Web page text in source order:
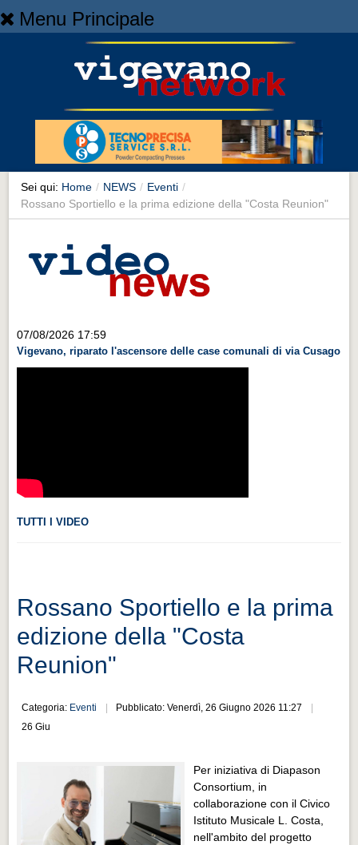
Menu Principale
NEWS
Cronaca
Artes et Artificia
Sport
Territorio
CHI SIAMO
Guida turistica rapida
Musica e teatro
Musica e teatro
Distretto industriale
Muoversi a Vigevano
Cultura e turismo 4.0
Cultura e turismo 4.0
Sei qui: Home / NEWS / Eventi /
Rossano Sportiello e la prima edizione della "Costa Reunion"
07/08/2026 17:59
Vigevano, riparato l'ascensore delle case comunali di via Cusago
TUTTI I VIDEO
Rossano Sportiello e la prima
edizione della "Costa
Reunion"
Categoria: Eventi
Pubblicato: Venerdì, 26 Giugno 2026 11:27
26 Giu
Per iniziativa di Diapason
Consortium, in
collaborazione con il Civico
Istituto Musicale L. Costa,
nell'ambito del progetto